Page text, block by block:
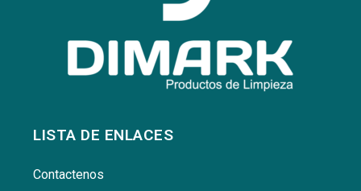
LISTA DE ENLACES
Contactenos